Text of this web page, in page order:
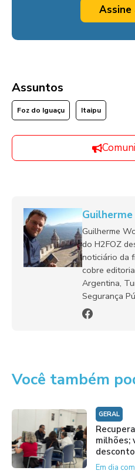
Assine
Assuntos
Foz do Iguaçu Itaipu
Guilherme
do H2FOZ
noticiário da
cobre
Argentina,
Segurança
Você também
GERAL
milhões;
desconto
Em dia